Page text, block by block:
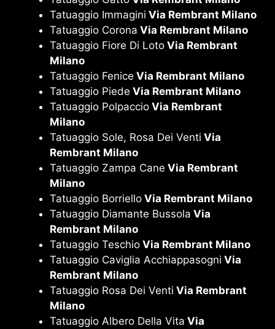
Tatuaggio Immagini Via Rembrant Milano
Tatuaggio Corona Via Rembrant Milano
Tatuaggio Fiore Di Loto Via Rembrant
Milano
Tatuaggio Fenice Via Rembrant Milano
Tatuaggio Piede Via Rembrant Milano
Tatuaggio Polpaccio Via Rembrant
Milano
Tatuaggio Sole, Rosa Dei Venti Via
Rembrant Milano
Tatuaggio Zampa Cane Via Rembrant
Milano
Tatuaggio Borriello Via Rembrant Milano
Tatuaggio Diamante Bussola Via
Rembrant Milano
Tatuaggio Teschio Via Rembrant Milano
Tatuaggio Caviglia Acchiappasogni Via
Rembrant Milano
Tatuaggio Rosa Dei Venti Via Rembrant
Milano
Tatuaggio Albero Della Vita Via